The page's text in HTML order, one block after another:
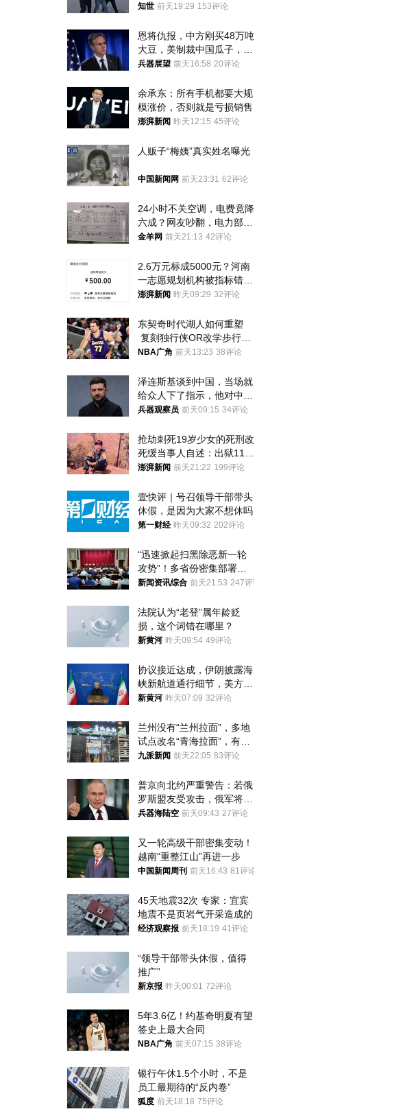
知世 前天19:29 153评论
恩将仇报，中方刚买48万吨
大豆，美制裁中国瓜子，布
林肯措辞变了
兵器展望 前天16:58 20评论
余承东：所有手机都要大规
模涨价，否则就是亏损销售
澎湃新闻 昨天12:15 45评论
人贩子“梅姨”真实姓名曝光
中国新闻网 前天23:31 62评论
24小时不关空调，电费竟降
六成？网友吵翻，电力部门
回应→
金羊网 前天21:13 42评论
2.6万元标成5000元？河南
一志愿规划机构被指标错学
费致考生复读
澎湃新闻 昨天09:29 32评论
东契奇时代湖人如何重塑
复刻独行侠OR改学步行
者？
NBA广角 前天13:23 38评论
泽连斯基谈到中国，当场就
给众人下了指示，他对中国
和中乌关系，显然又有了新
兵器观察员 前天09:15 34评论
抢劫刺死19岁少女的死刑改
死缓当事人自述：出狱11年
间始终刻意躲避被害人家属
澎湃新闻 前天21:22 199评论
壹快评｜号召领导干部带头
休假，是因为大家不想休吗
第一财经 昨天09:32 202评论
“迅速掀起扫黑除恶新一轮
攻势”！多省份密集部署，
公布举报方式
新闻资讯综合 前天21:53 247评论
法院认为“老登”属年龄贬
损，这个词错在哪里？
新黄河 昨天09:54 49评论
协议接近达成，伊朗披露海
峡新航道通行细节，美方再
提“倒计时”
新黄河 昨天07:09 32评论
兰州没有“兰州拉面”，多地
试点改名“青海拉面”，有商
家改名已两年
九派新闻 前天22:05 83评论
普京向北约严重警告：若俄
罗斯盟友受攻击，俄军将动
用核武器保护
兵器海陆空 前天09:43 27评论
又一轮高级干部密集变动！
越南“重整江山”再进一步
中国新闻周刊 前天16:43 81评论
45天地震32次 专家：宜宾
地震不是页岩气开采造成的
经济观察报 前天18:19 41评论
“领导干部带头休假，值得
推广”
新京报 昨天00:01 72评论
5年3.6亿！约基奇明夏有望
签史上最大合同
NBA广角 前天07:15 38评论
银行午休1.5个小时，不是
员工最期待的“反内卷”
狐度 前天18:18 75评论